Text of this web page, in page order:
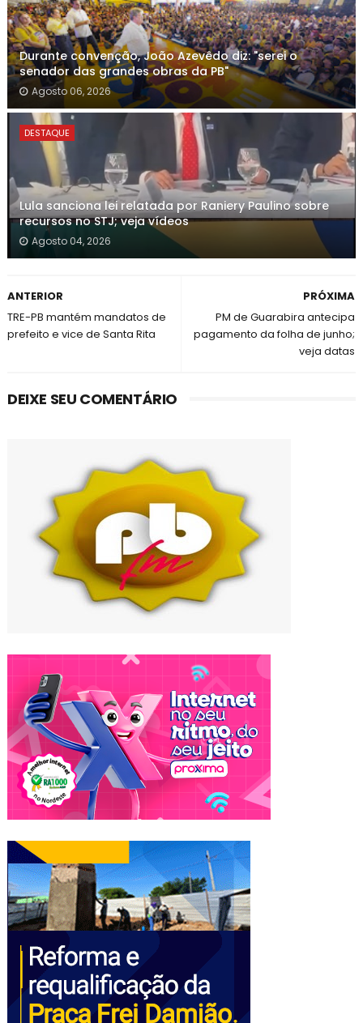
Durante convenção, João Azevêdo diz: "serei o
senador das grandes obras da PB"
Agosto 06, 2026
DESTAQUE
Lula sanciona lei relatada por Raniery Paulino sobre
recursos no STJ; veja vídeos
Agosto 04, 2026
PRÓXIMA
PM de Guarabira antecipa
pagamento da folha de junho;
veja datas
ANTERIOR
TRE-PB mantém mandatos de
prefeito e vice de Santa Rita
DEIXE SEU COMENTÁRIO